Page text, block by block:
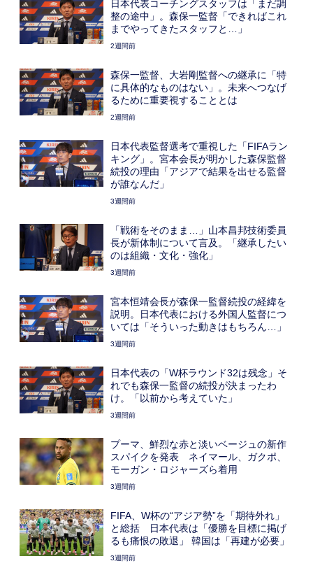
日本代表コーチングスタッフは「まだ調
整の途中」。森保一監督「できればこれ
までやってきたスタッフと…」
2週間前
森保一監督、大岩剛監督への継承に「特
に具体的なものはない」。未来へつなげ
るために重要視することとは
2週間前
日本代表監督選考で重視した「FIFAラン
キング」。宮本会長が明かした森保監督
続投の理由「アジアで結果を出せる監督
が誰なんだ」
3週間前
「戦術をそのまま…」山本昌邦技術委員
長が新体制について言及。「継承したい
のは組織・文化・強化」
3週間前
宮本恒靖会長が森保一監督続投の経緯を
説明。日本代表における外国人監督につ
いては「そういった動きはもちろん…」
3週間前
日本代表の「W杯ラウンド32は残念」そ
れでも森保一監督の続投が決まったわ
け。「以前から考えていた」
3週間前
プーマ、鮮烈な赤と淡いベージュの新作
スパイクを発表 ネイマール、ガクポ、
モーガン・ロジャーズら着用
3週間前
FIFA、W杯の“アジア勢”を「期待外れ」
と総括 日本代表は「優勝を目標に掲げ
るも痛恨の敗退」 韓国は「再建が必要」
3週間前